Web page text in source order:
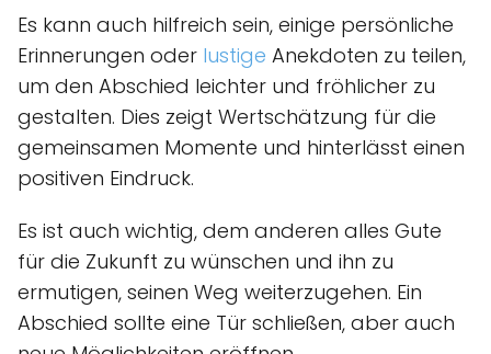
Es kann auch hilfreich sein, einige persönliche
Erinnerungen oder lustige Anekdoten zu teilen,
um den Abschied leichter und fröhlicher zu
gestalten. Dies zeigt Wertschätzung für die
gemeinsamen Momente und hinterlässt einen
positiven Eindruck.
Es ist auch wichtig, dem anderen alles Gute
für die Zukunft zu wünschen und ihn zu
ermutigen, seinen Weg weiterzugehen. Ein
Abschied sollte eine Tür schließen, aber auch